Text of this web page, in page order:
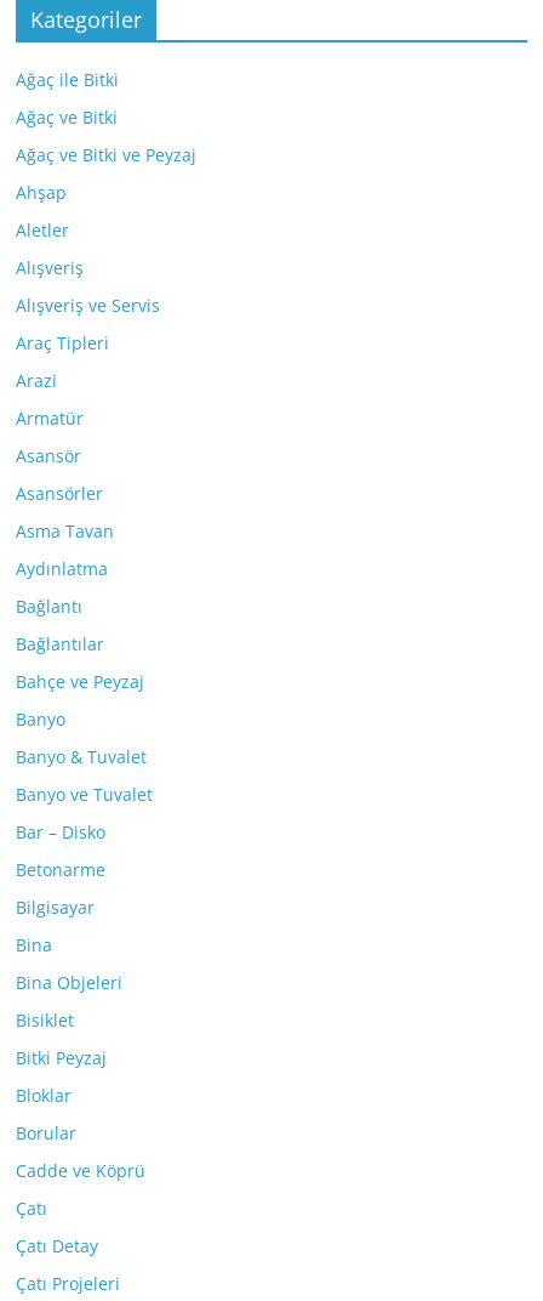
Kategoriler
Ağaç ile Bitki
Ağaç ve Bitki
Ağaç ve Bitki ve Peyzaj
Ahşap
Aletler
Alışveriş
Alışveriş ve Servis
Araç Tipleri
Arazi
Armatür
Asansör
Asansörler
Asma Tavan
Aydınlatma
Bağlantı
Bağlantılar
Bahçe ve Peyzaj
Banyo
Banyo & Tuvalet
Banyo ve Tuvalet
Bar – Disko
Betonarme
Bilgisayar
Bina
Bina Objeleri
Bisiklet
Bitki Peyzaj
Bloklar
Borular
Cadde ve Köprü
Çatı
Çatı Detay
Çatı Projeleri